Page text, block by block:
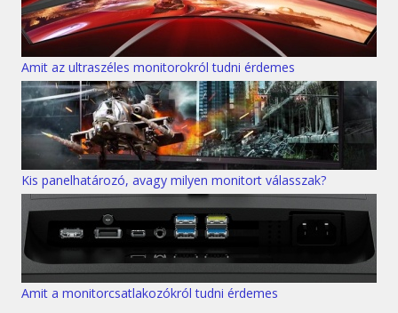
Amit az ultraszéles monitorokról tudni érdemes
Kis panelhatározó, avagy milyen monitort válasszak?
Amit a monitorcsatlakozókról tudni érdemes